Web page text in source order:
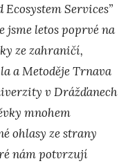
Services”
jsme letos poprvé na
ze zahraničí,
a Metoděje Trnava
v Drážďanech
mnohem
ohlasy ze strany
nám potvrzují